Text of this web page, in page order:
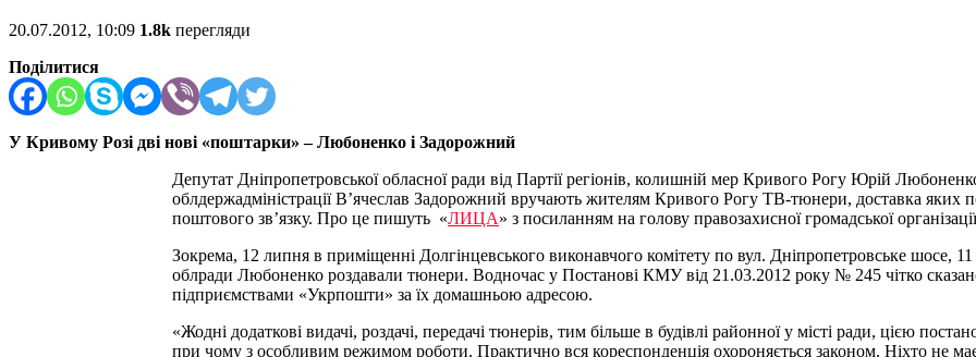
20.07.2012, 10:09 1.8k перегляди
Поділитися
У Кривому Розі дві нові «поштарки» – Любоненко і Задорожний
Депутат Дніпропетровської обласної ради від Партії регіонів, колишній мер Кривого Рогу Юрій
облдержадміністрації В’ячеслав Задорожний вручають жителям Кривого Рогу ТВ-тюнери, доставка яких
поштового зв’язку. Про це пишуть «ЛИЦА» з посиланням на голову правозахисної громадської
Зокрема, 12 липня в приміщенні Долгінцевського виконавчого комітету по вул. Дніпропетровське шосе,
облради Любоненко роздавали тюнери. Водночас у Постанові КМУ від 21.03.2012 року № 245 чітко
підприємствами «Укрпошти» за їх домашньою адресою.
«Жодні додаткові видачі, роздачі, передачі тюнерів, тим більше в будівлі районної у місті ради, цією
при чому з особливим режимом роботи. Практично вся кореспонденція охороняється законом. Ніхто не